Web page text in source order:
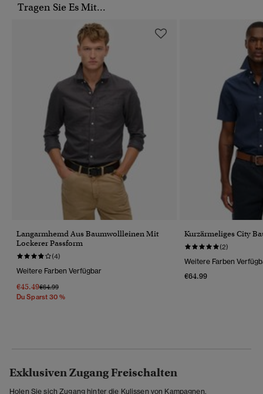
Tragen Sie Es Mit...
Langarmhemd Aus Baumwollleinen Mit
Lockerer Passform
(4)
Weitere Farben Verfügbar
€45.49Preis Wurde Reduziert Von
€64.99Bis
Du Sparst 30 %
Kurzärmeliges City
(2)
Weitere Farben
€64.99
Exklusiven Zugang Freischalten
Holen Sie sich Zugang hinter die Kulissen von Kampagnen,